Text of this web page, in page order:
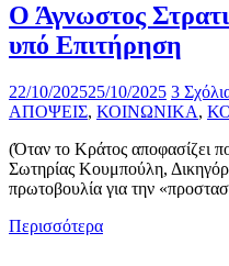
Ο Άγνωστος
υπό Επιτήρηση
22/10/202525/10/2025 3
ΑΠΟΨΕΙΣ, ΚΟΙΝΩΝΙΚΑ,
(Όταν το Κράτος αποφασίζει
Σωτηρίας Κουμπούλη,
πρωτοβουλία για την
Περισσότερα